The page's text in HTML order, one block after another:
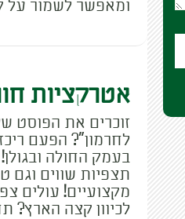
ומאפשר לשמור על
אטרקציות
זוכרים את הפוסט
לחרמון"? הפעם
בעמק החולה
תצפיות שווים וגם
לכיוון קצה הארץ?